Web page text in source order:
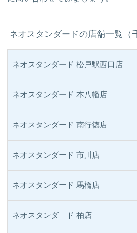
ネオスタンダードの店舗一覧（
ネオスタンダード 松戸駅西口店
ネオスタンダード 本八幡店
ネオスタンダード 南行徳店
ネオスタンダード 市川店
ネオスタンダード 馬橋店
ネオスタンダード 柏店